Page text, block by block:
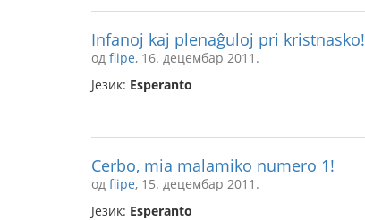
Infanoj kaj plenaĝuloj pri kristnasko!
од flipe, 16. децембар 2011.
Језик: Esperanto
Cerbo, mia malamiko numero 1!
од flipe, 15. децембар 2011.
Језик: Esperanto